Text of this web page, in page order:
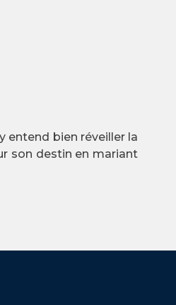
entend bien réveiller la
son destin en mariant